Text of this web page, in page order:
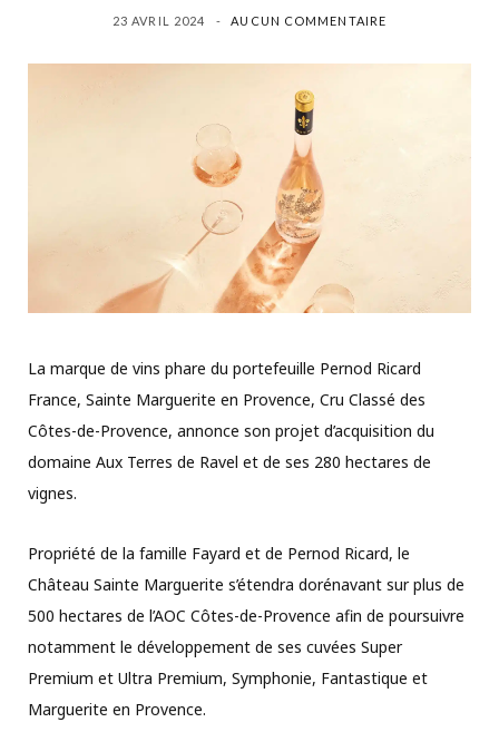
23 AVRIL 2024 AUCUN COMMENTAIRE
La marque de vins phare du portefeuille Pernod Ricard
France, Sainte Marguerite en Provence, Cru Classé des
Côtes-de-Provence, annonce son projet d’acquisition du
domaine Aux Terres de Ravel et de ses 280 hectares de
vignes.
Propriété de la famille Fayard et de Pernod Ricard, le
Château Sainte Marguerite s’étendra dorénavant sur plus de
500 hectares de l’AOC Côtes-de-Provence afin de poursuivre
notamment le développement de ses cuvées Super
Premium et Ultra Premium, Symphonie, Fantastique et
Marguerite en Provence.